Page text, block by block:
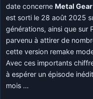
date concerne Metal
est sorti le 28 août 2025
générations, ainsi que sur
parvenu à attirer de
cette version remake
Avec ces importants
à espérer un épisode
mois …